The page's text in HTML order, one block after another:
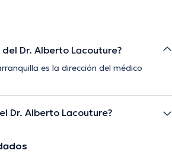
Dr. Alberto Lacouture?
es la dirección del médico
Dr. Alberto Lacouture?